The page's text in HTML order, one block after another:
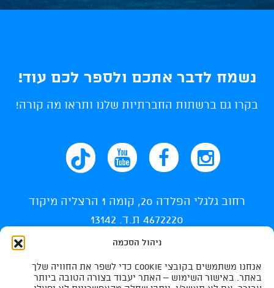
ניהול הסכמה
אנחנו משתמשים בקובצי Cookie כדי לשפר את החוויה שלך
באתר. באישור השימוש – האתר יעבוד בצורה הטובה ביותר
נשמח לדבר אתכם ולספר לכם עוד!
בקרו גם ברשתות החברתיות שלנו ותראו מה קורה!
רחוב גלגלי הפלדה 20, קומה 1 הרצליה מיקוד
4672220 ת.ד. 13142
info@ti-swim.co.il
035400710